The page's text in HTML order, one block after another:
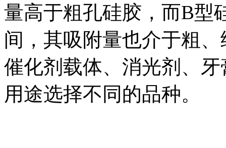
量高于粗孔硅胶，而B型
间，其吸附量也介于粗
催化剂载体、消光剂、
用途选择不同的品种。